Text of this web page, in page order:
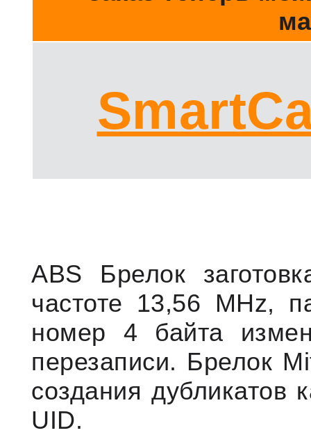
ABS Брелок
частоте 13,56 MHz,
номер 4 байта
перезаписи. Брелок
создания дубликатов
UID.